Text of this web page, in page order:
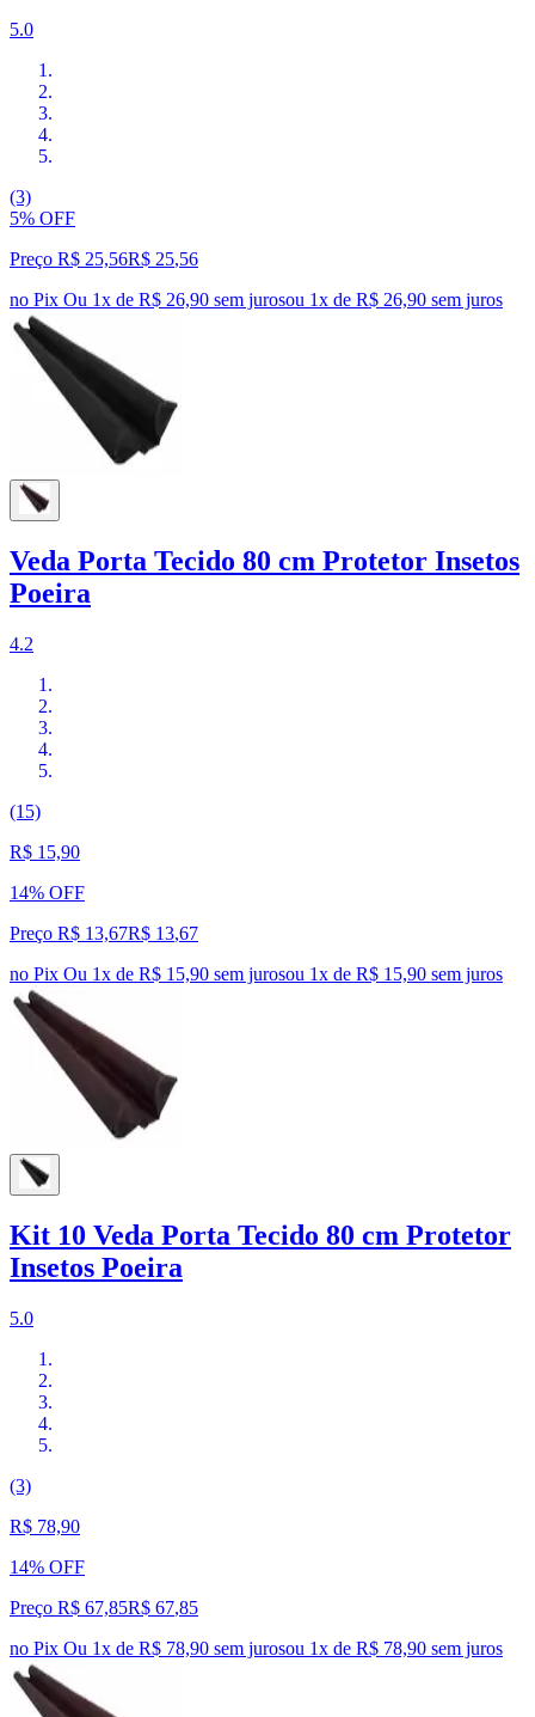
5.0
(3)
5% OFF
Preço R$ 25,56R$ 25,56
no Pix Ou 1x de R$ 26,90 sem jurosou 1x de R$ 26,90 sem juros
Veda Porta Tecido 80 cm Protetor Insetos
Poeira
4.2
(15)
R$ 15,90
14% OFF
Preço R$ 13,67R$ 13,67
no Pix Ou 1x de R$ 15,90 sem jurosou 1x de R$ 15,90 sem juros
Kit 10 Veda Porta Tecido 80 cm Protetor
Insetos Poeira
5.0
(3)
R$ 78,90
14% OFF
Preço R$ 67,85R$ 67,85
no Pix Ou 1x de R$ 78,90 sem jurosou 1x de R$ 78,90 sem juros